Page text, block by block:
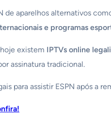
de aparelhos alternativos
e programas
existem IPTVs online
assinatura tradicional.
para assistir ESPN após a